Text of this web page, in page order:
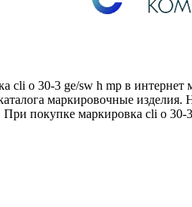
cli o 30-3 ge/sw h mp в
маркировочные
покупке маркировка cli o 30-